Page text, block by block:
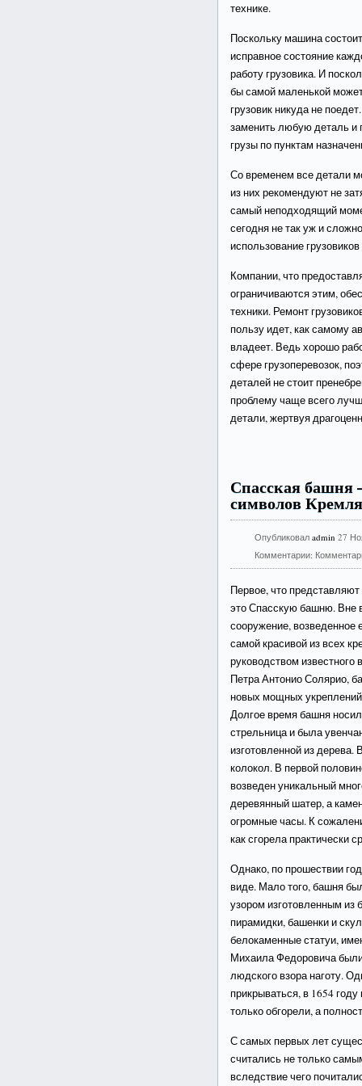
технике.
Поскольку машина
исправное состояние
работу грузовика. И
бы самой маленькой
грузовик никуда не
заменить любую деталь и
грузы по пунктам
Со временем все детали
из них рекомендуют не
самый неподходящий
сегодня не так уж и
использование
Компании, что
ограничиваются этим,
техники. Ремонт
пользу идет, как самому
владеет. Ведь хорошо
сфере грузоперевозок,
деталей не стоит
проблему чаще всего
детали, жертвуя
Спасская башня
символов
Опубликовалadmin 27
Комментарии:
Первое, что
это Спасскую башню. Вне
сооружение, возведенное
самой красивой из всех
руководством известного
Петра Антонио Солярио,
новых мощных укреплений
Долгое время башня
стрельница и была
изготовленной из
колокол. В первой
возведен уникальный
деревянный шатер, а
огромные часы. К
как сгорела практически
Однако, по прошествии
виде. Мало того, башня
узором изготовленным из
пирамидки, башенки и
белокаменные статуи,
Михаила Федоровича
людского взора наготу.
прикрываться, в 1654
только обгорели, а
С самых первых лет
считались не только
вследствие чего